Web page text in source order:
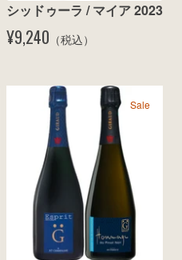
シッドゥーラ / マイア 2023
¥9,240 （税込）
Sale